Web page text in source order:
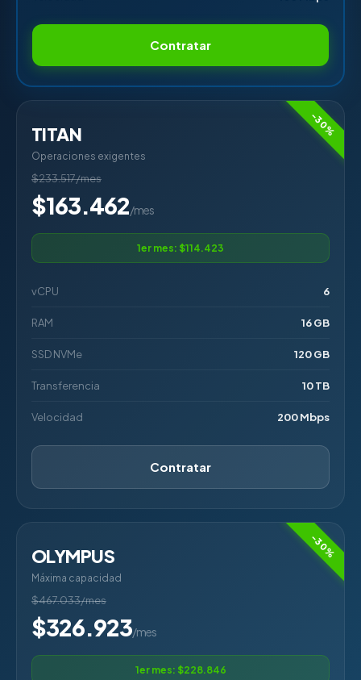
Contratar
-30%
TITAN
Operaciones exigentes
$233.517/mes
$163.462/mes
1er mes: $114.423
vCPU 6
RAM 16 GB
SSD NVMe 120 GB
Transferencia 10 TB
Velocidad 200 Mbps
Contratar
-30%
OLYMPUS
Máxima capacidad
$467.033/mes
$326.923/mes
1er mes: $228.846